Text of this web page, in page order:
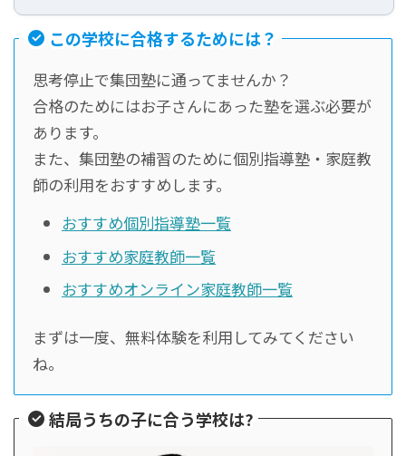
この学校に合格するためには？
思考停止で集団塾に通ってませんか？
合格のためにはお子さんにあった塾を選ぶ必要が
あります。
また、集団塾の補習のために個別指導塾・家庭教
師の利用をおすすめします。
おすすめ個別指導塾一覧
おすすめ家庭教師一覧
おすすめオンライン家庭教師一覧
まずは一度、無料体験を利用してみてください
ね。
結局うちの子に合う学校は?